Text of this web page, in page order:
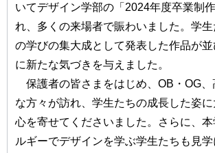
いてデザイン学部の「2024年度卒業制
れ、多くの来場者で賑わいました。学
の学びの集大成として発表した作品が
に新たな気づきを与えました。
保護者の皆さまをはじめ、OB・OG、
な方々が訪れ、学生たちの成長した姿
心を寄せてくださいました。さらに、
ルギーでデザインを学ぶ学生たちも見